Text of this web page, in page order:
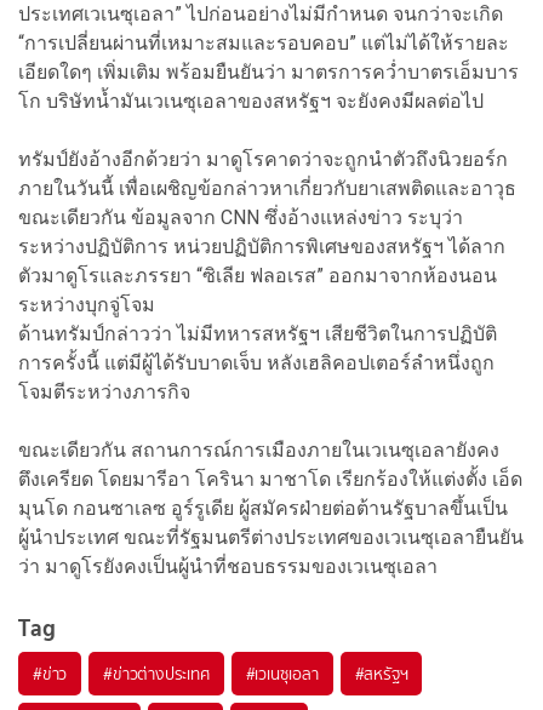
ประเทศเวเนซุเอลา” ไปก่อนอย่างไม่มีกำหนด จนกว่าจะเกิด
“การเปลี่ยนผ่านที่เหมาะสมและรอบคอบ” แต่ไม่ได้ให้รายละ
เอียดใดๆ เพิ่มเติม พร้อมยืนยันว่า มาตรการคว่ำบาตรเอ็มบาร
โก บริษัทน้ำมันเวเนซุเอลาของสหรัฐฯ จะยังคงมีผลต่อไป
ทรัมป์ยังอ้างอีกด้วยว่า มาดูโรคาดว่าจะถูกนำตัวถึงนิวยอร์ก
ภายในวันนี้ เพื่อเผชิญข้อกล่าวหาเกี่ยวกับยาเสพติดและอาวุธ
ขณะเดียวกัน ข้อมูลจาก CNN ซึ่งอ้างแหล่งข่าว ระบุว่า
ระหว่างปฏิบัติการ หน่วยปฏิบัติการพิเศษของสหรัฐฯ ได้ลาก
ตัวมาดูโรและภรรยา “ซิเลีย ฟลอเรส” ออกมาจากห้องนอน
ระหว่างบุกจู่โจม
ด้านทรัมป์กล่าวว่า ไม่มีทหารสหรัฐฯ เสียชีวิตในการปฏิบัติ
การครั้งนี้ แต่มีผู้ได้รับบาดเจ็บ หลังเฮลิคอปเตอร์ลำหนึ่งถูก
โจมตีระหว่างภารกิจ
ขณะเดียวกัน สถานการณ์การเมืองภายในเวเนซุเอลายังคง
ตึงเครียด โดยมารีอา โครินา มาชาโด เรียกร้องให้แต่งตั้ง เอ็ด
มุนโด กอนซาเลซ อูร์รูเดีย ผู้สมัครฝ่ายต่อต้านรัฐบาลขึ้นเป็น
ผู้นำประเทศ ขณะที่รัฐมนตรีต่างประเทศของเวเนซุเอลายืนยัน
ว่า มาดูโรยังคงเป็นผู้นำที่ชอบธรรมของเวเนซุเอลา
Tag
#ข่าว #ข่าวต่างประเทศ #เวเนซุเอลา #สหรัฐฯ